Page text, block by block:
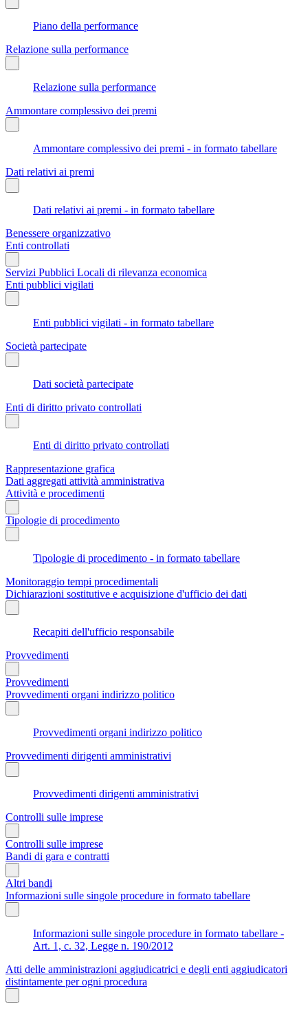
Piano della performance
Relazione sulla performance
Relazione sulla performance
Ammontare complessivo dei premi
Ammontare complessivo dei premi - in formato tabellare
Dati relativi ai premi
Dati relativi ai premi - in formato tabellare
Benessere organizzativo
Enti controllati
Servizi Pubblici Locali di rilevanza economica
Enti pubblici vigilati
Enti pubblici vigilati - in formato tabellare
Società partecipate
Dati società partecipate
Enti di diritto privato controllati
Enti di diritto privato controllati
Rappresentazione grafica
Dati aggregati attività amministrativa
Attività e procedimenti
Tipologie di procedimento
Tipologie di procedimento - in formato tabellare
Monitoraggio tempi procedimentali
Dichiarazioni sostitutive e acquisizione d'ufficio dei dati
Recapiti dell'ufficio responsabile
Provvedimenti
Provvedimenti
Provvedimenti organi indirizzo politico
Provvedimenti organi indirizzo politico
Provvedimenti dirigenti amministrativi
Provvedimenti dirigenti amministrativi
Controlli sulle imprese
Controlli sulle imprese
Bandi di gara e contratti
Altri bandi
Informazioni sulle singole procedure in formato tabellare
Informazioni sulle singole procedure in formato tabellare -
Art. 1, c. 32, Legge n. 190/2012
Atti delle amministrazioni aggiudicatrici e degli enti aggiudicatori
distintamente per ogni procedura